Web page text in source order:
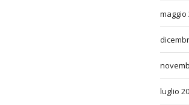
maggio
luglio